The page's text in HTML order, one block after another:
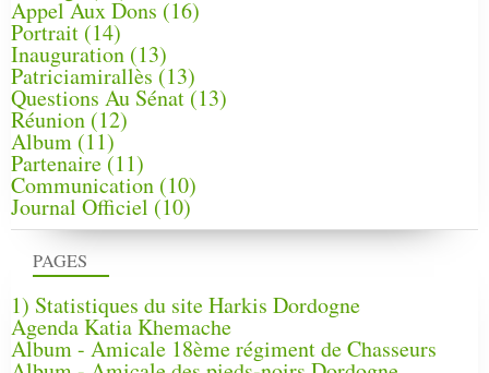
PAGES
1) Statistiques du site Harkis Dordogne
Agenda Katia Khemache
Album - Amicale 18ème régiment de Chasseurs
Appel Aux Dons (16)
Portrait (14)
Inauguration (13)
Patriciamirallès (13)
Questions Au Sénat(13)
Réunion (12)
Album (11)
Partenaire(11)
Communication (10)
Journal Officiel (10)